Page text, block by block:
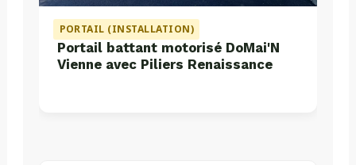
PORTAIL (INSTALLATION)
Portail battant motorisé DoMai'N
Vienne avec Piliers Renaissance